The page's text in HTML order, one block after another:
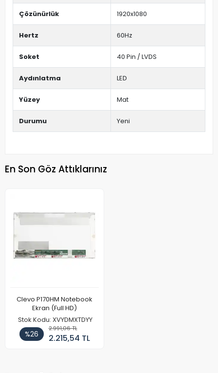
Çözünürlük 1920x1080
Hertz 60Hz
Soket 40 Pin / LVDS
Aydınlatma LED
Yüzey Mat
Durumu Yeni
En Son Göz Attıklarınız
Clevo P170HM Notebook
Ekran (Full HD)
Stok Kodu: XVYDMXTDYY
%26
2.991,06 TL
2.215,54 TL